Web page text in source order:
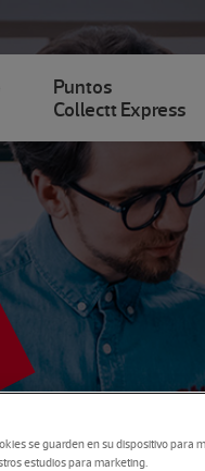
Puntos
Collectt Express
se guarden en su dispositivo para
estudios para marketing.